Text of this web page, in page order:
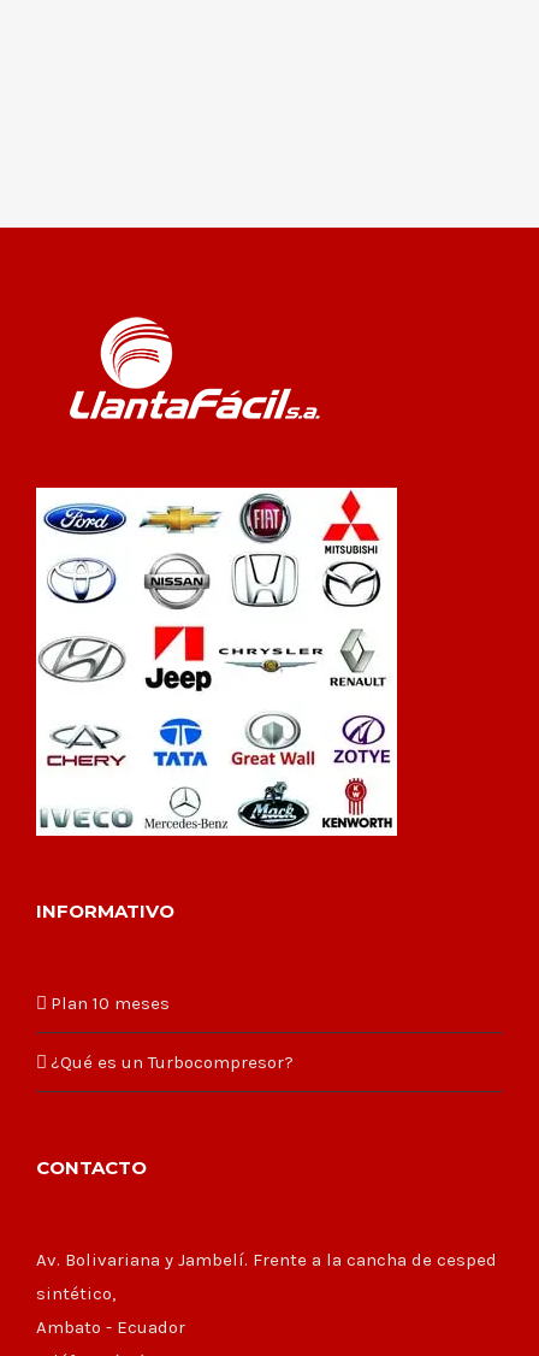
INFORMATIVO
Plan 10 meses
¿Qué es un Turbocompresor?
CONTACTO
Av. Bolivariana y Jambelí. Frente a la cancha de cesped
sintético,
Ambato - Ecuador